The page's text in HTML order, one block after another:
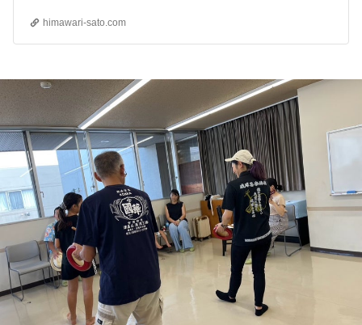
himawari-sato.com